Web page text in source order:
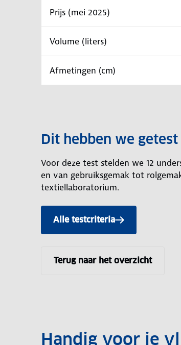
Prijs (mei 2025)
Volume (liters)
Afmetingen (cm)
Dit hebben we getest
Voor deze test stelden we 12
en van gebruiksgemak tot
textiellaboratorium.
Alle testcriteria
Terug naar het overzicht
Handig voor je